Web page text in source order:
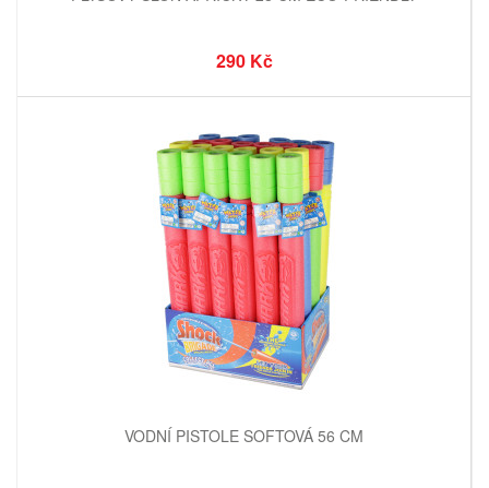
290 Kč
VODNÍ PISTOLE SOFTOVÁ 56 CM